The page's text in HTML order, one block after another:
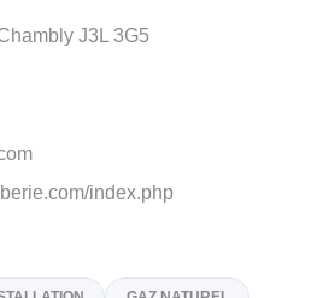
PLOMBERIE R.S.C